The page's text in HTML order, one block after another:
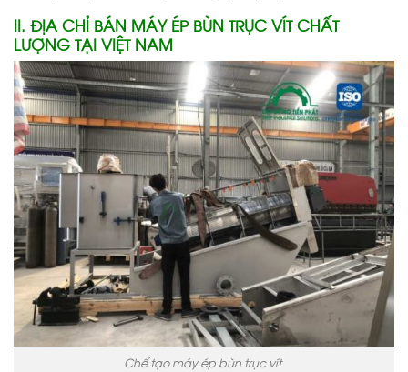
II. ĐỊA CHỈ BÁN MÁY ÉP BÙN TRỤC VÍT CHẤT
LƯỢNG TẠI VIỆT NAM
Chế tạo máy ép bùn trục vít